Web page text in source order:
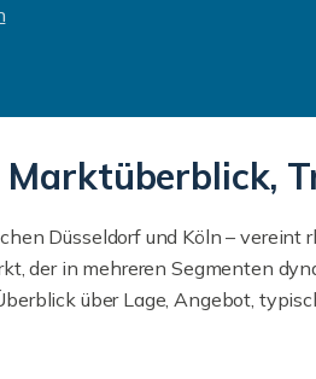
Düsseldorf und Köln –
der in mehreren Segmenten
über Lage, Angebot,